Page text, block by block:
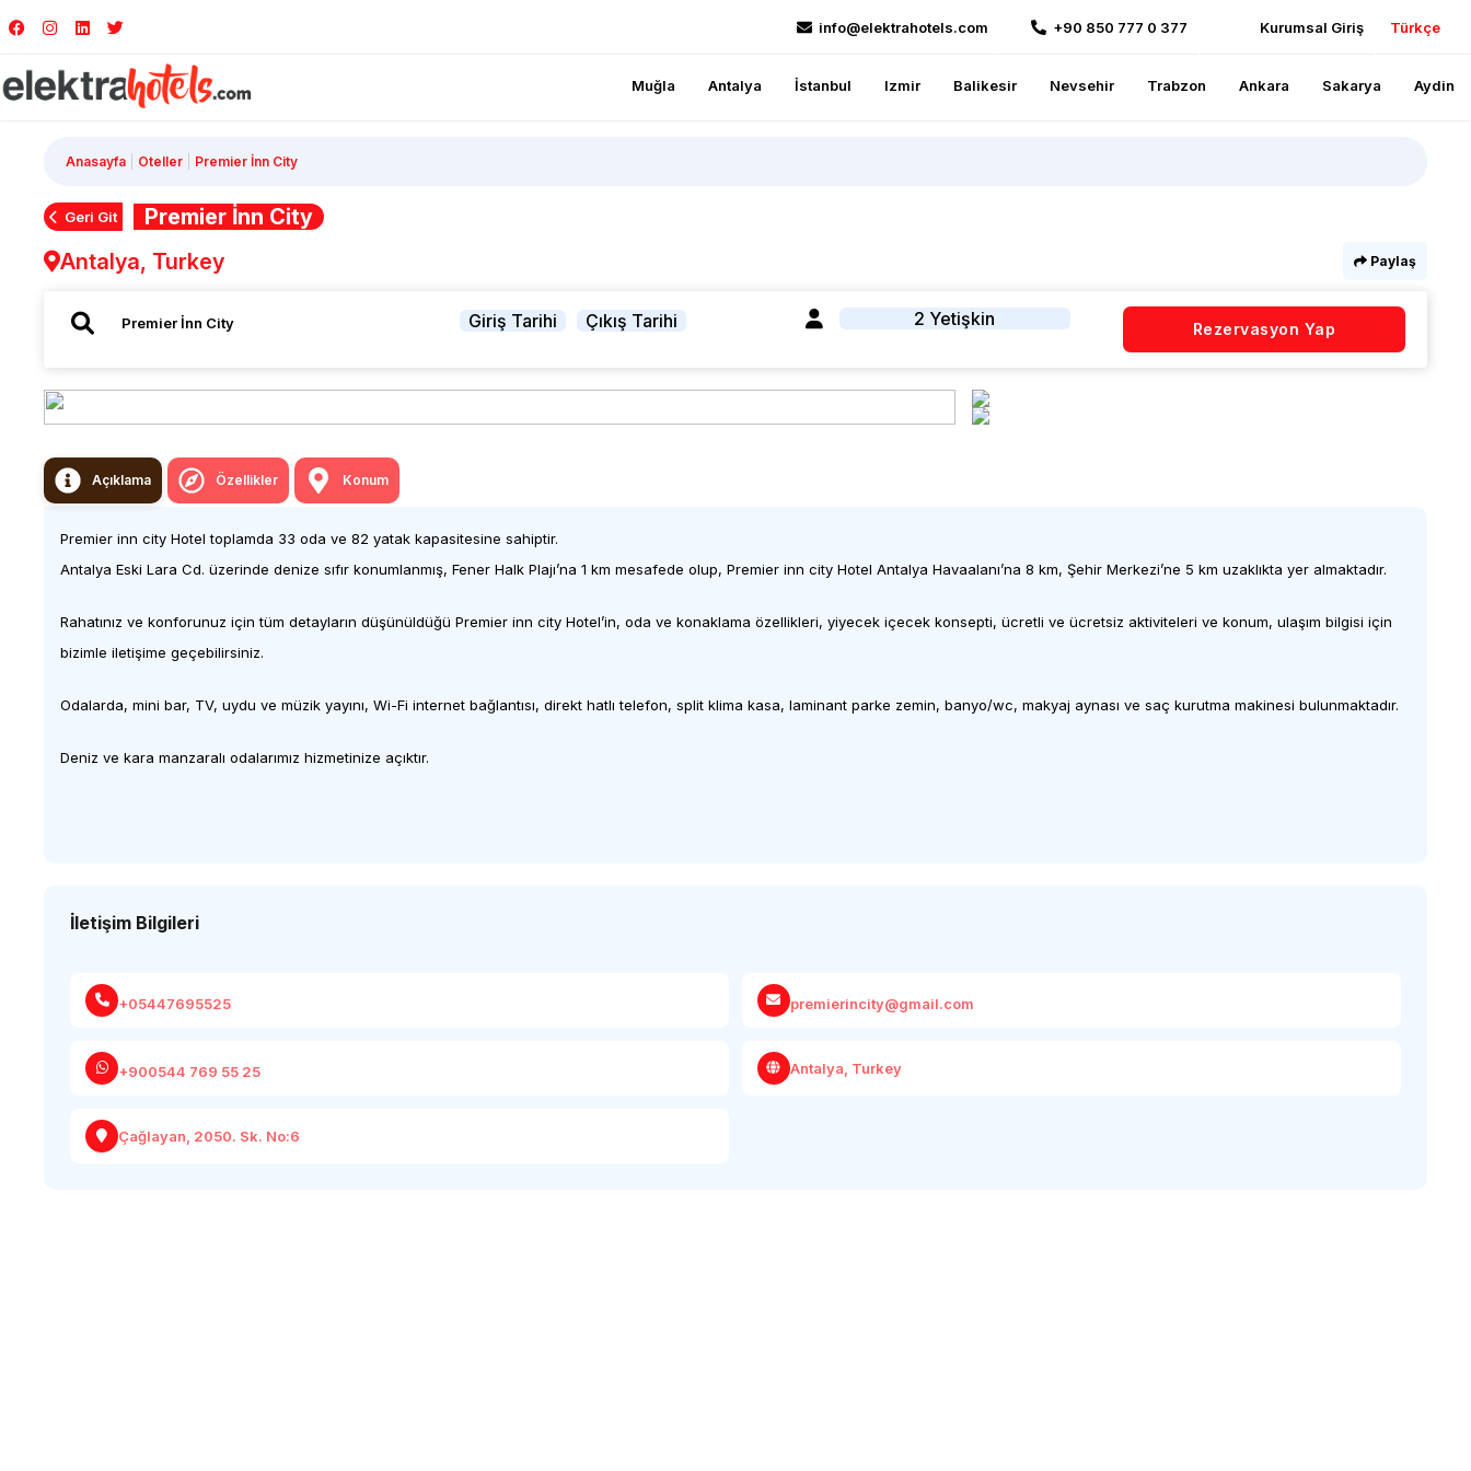
info@elektrahotels.com +90 850 777 0 377 Kurumsal Giriş Türkçe
Muğla Antalya İstanbul Izmir Balikesir Nevsehir Trabzon Ankara Sakarya Aydin
Anasayfa Oteller Premier İnn City
Geri Git
Premier İnn City
Antalya, Turkey
Paylaş
Giriş Tarihi Çıkış Tarihi 2 Yetişkin Rezervasyon Yap
Açıklama Özellikler Konum
Premier inn city Hotel toplamda 33 oda ve 82 yatak kapasitesine sahiptir.
Antalya Eski Lara Cd. üzerinde denize sıfır konumlanmış, Fener Halk Plajı’na 1 km mesafede olup, Premier inn city Hotel Antalya Havaalanı’na 8 km, Şehir Merkezi’ne 5 km uzaklıkta yer almaktadır.
Rahatınız ve konforunuz için tüm detayların düşünüldüğü Premier inn city Hotel’in, oda ve konaklama özellikleri, yiyecek içecek konsepti, ücretli ve ücretsiz aktiviteleri ve konum, ulaşım bilgisi için
bizimle iletişime geçebilirsiniz.
Odalarda, mini bar, TV, uydu ve müzik yayını, Wi-Fi internet bağlantısı, direkt hatlı telefon, split klima kasa, laminant parke zemin, banyo/wc, makyaj aynası ve saç kurutma makinesi bulunmaktadır.
Deniz ve kara manzaralı odalarımız hizmetinize açıktır.
İletişim Bilgileri
+05447695525 premierincity@gmail.com
+900544 769 55 25 Antalya, Turkey
Çağlayan, 2050. Sk. No:6